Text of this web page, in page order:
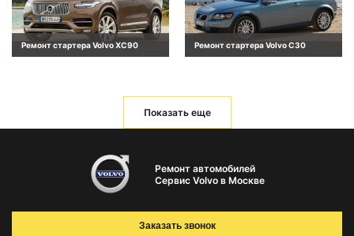
Ремонт стартера Volvo XC90 Ремонт стартера Volvo C30
Показать еще
Ремонт автомобилей
Сервис Volvo в Москве
Заказать звонок